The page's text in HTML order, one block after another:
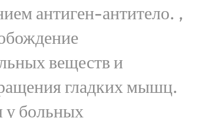
антиген-антитело. ,
веществ и
гладких мышц.
у больных